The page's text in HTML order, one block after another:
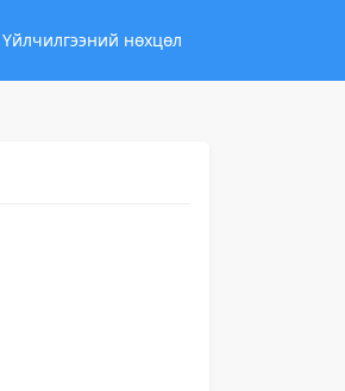
Үйлчилгээний нөхцөл